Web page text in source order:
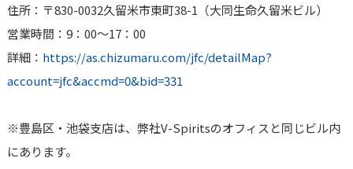
住所：〒830-0032久留米市東町38-1（大同生命久留米ビル）
営業時間：9：00〜17：00
詳細： https://as.chizumaru.com/jfc/detailMap?
account=jfc&accmd=0&bid=331
※豊島区・池袋支店は、弊社V-Spiritsのオフィスと同じビル内
にあります。